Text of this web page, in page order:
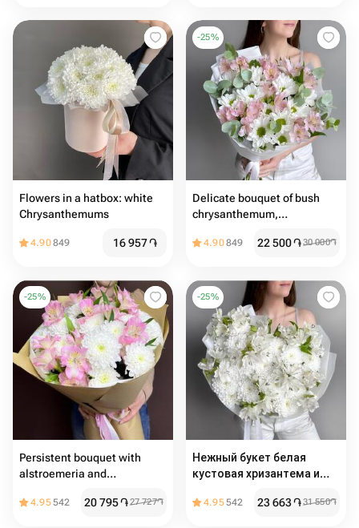
Flowers in a hatbox: white
Chrysanthemums
4.90849 16 957֏
-25%
Delicate bouquet of bush
chrysanthemum,
and eucalyptus
4.90849 22 500֏30 000֏
-25%
Persistent bouquet with
alstroemeria and
4.95542 20 795֏27 727֏
-25%
Нежный букет белая
кустовая хризантема и
4.95542 23 663֏31 550֏